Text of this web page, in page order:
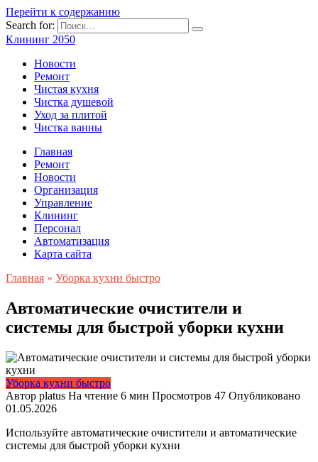
Перейти к содержанию
Search for:
Клининг 2050
Новости
Ремонт
Чистая кухня
Чистка душевой
Уход за плитой
Чистка ванны
Главная
Ремонт
Новости
Организация
Управление
Клининг
Персонал
Автоматизация
Карта сайта
Главная » Уборка кухни быстро
Автоматические очистители и
системы для быстрой уборки кухни
Уборка кухни быстро
Автор platus На чтение 6 мин Просмотров 47 Опубликовано
01.05.2026
Используйте автоматические очистители и автоматические
системы для быстрой уборки кухни